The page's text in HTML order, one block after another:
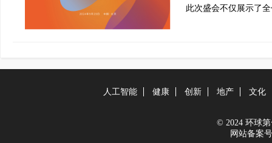
此次盛会不仅展示了
人工智能 健康 创新 地产 文化
© 2024 环球第
网站备案